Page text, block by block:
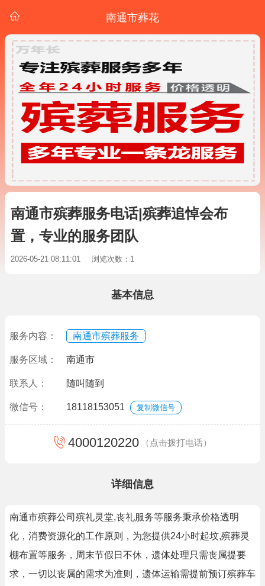
南通市葬花
南通市殡葬服务电话|殡葬追悼会布
置，专业的服务团队
2026-05-21 08:11:01 浏览次数：1
基本信息
服务内容： 南通市殡葬服务
服务区域： 南通市
联系人： 随叫随到
微信号： 18118153051 复制微信号
4000120220 （点击拨打电话）
详细信息
南通市殡葬公司殡礼灵堂,丧礼服务等服务秉承价格透明
化，消费资源化的工作原则，为您提供24小时起坟,殡葬灵
棚布置等服务，周末节假日不休，遗体处理只需丧属提要
求，一切以丧属的需求为准则，遗体运输需提前预订殡葬车